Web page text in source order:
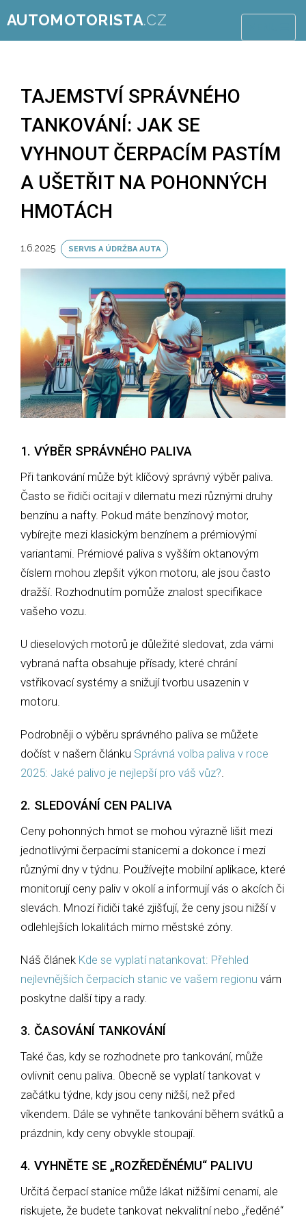
AUTOMOTORISTA.CZ
TAJEMSTVÍ SPRÁVNÉHO
TANKOVÁNÍ: JAK SE
VYHNOUT ČERPACÍM PASTÍM
A UŠETŘIT NA POHONNÝCH
HMOTÁCH
1.6.2025 SERVIS A ÚDRŽBA AUTA
1. VÝBĚR SPRÁVNÉHO PALIVA
Při tankování může být klíčový správný výběr paliva.
Často se řidiči ocitají v dilematu mezi různými druhy
benzínu a nafty. Pokud máte benzínový motor,
vybírejte mezi klasickým benzínem a prémiovými
variantami. Prémiové paliva s vyšším oktanovým
číslem mohou zlepšit výkon motoru, ale jsou často
dražší. Rozhodnutím pomůže znalost specifikace
vašeho vozu.
U dieselových motorů je důležité sledovat, zda vámi
vybraná nafta obsahuje přísady, které chrání
vstřikovací systémy a snižují tvorbu usazenin v
motoru.
Podrobněji o výběru správného paliva se můžete
dočíst v našem článku Správná volba paliva v roce
2025: Jaké palivo je nejlepší pro váš vůz?
2. SLEDOVÁNÍ CEN PALIVA
Ceny pohonných hmot se mohou výrazně lišit mezi
jednotlivými čerpacími stanicemi a dokonce i mezi
různými dny v týdnu. Používejte mobilní aplikace, které
monitorují ceny paliv v okolí a informují vás o akcích či
slevách. Mnozí řidiči také zjišťují, že ceny jsou nižší v
odlehlejších lokalitách mimo městské zóny.
Náš článek Kde se vyplatí natankovat: Přehled
nejlevnějších čerpacích stanic ve vašem regionu vám
poskytne další tipy a rady.
3. ČASOVÁNÍ TANKOVÁNÍ
Také čas, kdy se rozhodnete pro tankování, může
ovlivnit cenu paliva. Obecně se vyplatí tankovat v
začátku týdne, kdy jsou ceny nižší, než před
víkendem. Dále se vyhněte tankování během svátků a
prázdnin, kdy ceny obvykle stoupají.
4. VYHNĚTE SE „ROZŘEDĚNÉMU“ PALIVU
Určitá čerpací stanice může lákat nižšími cenami, ale
riskujete, že budete tankovat nekvalitní nebo „ředěné“